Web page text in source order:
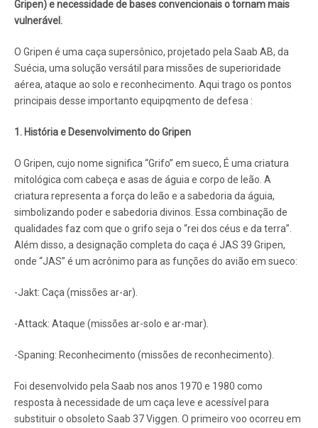
Gripen) e necessidade de bases convencionais o tornam mais
vulnerável.
O Gripen é uma caça supersônico, projetado pela Saab AB, da
Suécia, uma solução versátil para missões de superioridade
aérea, ataque ao solo e reconhecimento. Aqui trago os pontos
principais desse importanto equipqmento de defesa :
1. História e Desenvolvimento do Gripen
O Gripen, cujo nome significa “Grifo” em sueco, É uma criatura
mitológica com cabeça e asas de águia e corpo de leão. A
criatura representa a força do leão e a sabedoria da águia,
simbolizando poder e sabedoria divinos. Essa combinação de
qualidades faz com que o grifo seja o “rei dos céus e da terra”.
Além disso, a designação completa do caça é JAS 39 Gripen,
onde “JAS” é um acrônimo para as funções do avião em sueco:
-Jakt: Caça (missões ar-ar).
-Attack: Ataque (missões ar-solo e ar-mar).
-Spaning: Reconhecimento (missões de reconhecimento).
Foi desenvolvido pela Saab nos anos 1970 e 1980 como
resposta à necessidade de um caça leve e acessível para
substituir o obsoleto Saab 37 Viggen. O primeiro voo ocorreu em